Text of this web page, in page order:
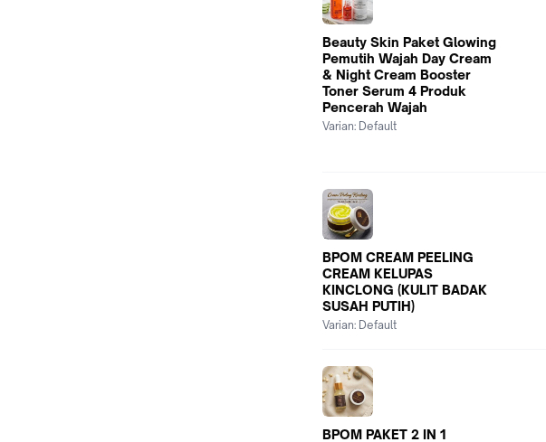
Beauty Skin Paket Glowing
Pemutih Wajah Day Cream
& Night Cream Booster
Toner Serum 4 Produk
Pencerah Wajah
Varian: Default
BPOM CREAM PEELING
CREAM KELUPAS
KINCLONG (KULIT BADAK
SUSAH PUTIH)
Varian: Default
BPOM PAKET 2 IN 1